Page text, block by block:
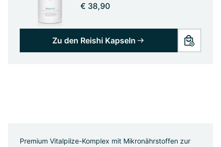
€ 38,90
Zu den Reishi Kapseln
Premium Vitalpilze-Komplex mit Mikronährstoffen zur